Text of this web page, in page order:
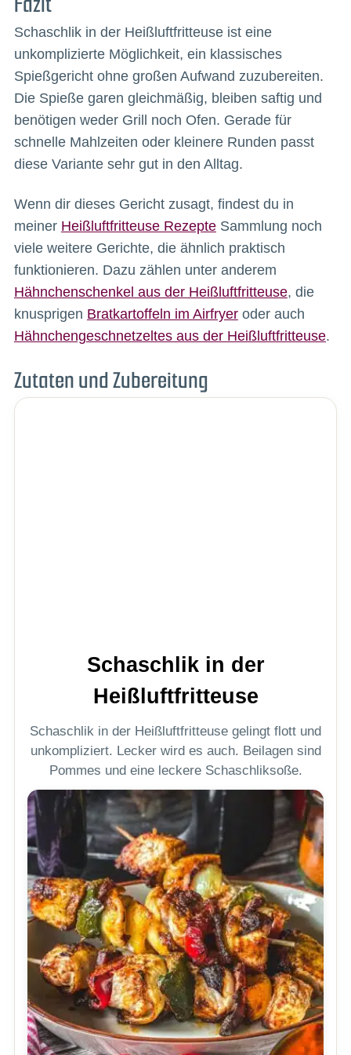
Schaschlik in der Heißluftfritteuse ist eine
unkomplizierte Möglichkeit, ein klassisches
Spießgericht ohne großen Aufwand zuzubereiten.
Die Spieße garen gleichmäßig, bleiben saftig und
benötigen weder Grill noch Ofen. Gerade für
schnelle Mahlzeiten oder kleinere Runden passt
diese Variante sehr gut in den Alltag.
Wenn dir dieses Gericht zusagt, findest du in
meiner Heißluftfritteuse RezepteSammlung noch
viele weitere Gerichte, die ähnlich praktisch
funktionieren. Dazu zählen unter anderem
Hähnchenschenkel aus der Heißluftfritteuse, die
knusprigen Bratkartoffeln im Airfryeroder auch
Hähnchengeschnetzeltes aus der Heißluftfritteuse.
Zutaten und Zubereitung
Schaschlik in der
Heißluftfritteuse
Schaschlik in der Heißluftfritteuse gelingt flott und
unkompliziert. Lecker wird es auch. Beilagen sind
Pommes und eine leckere Schaschliksoße.